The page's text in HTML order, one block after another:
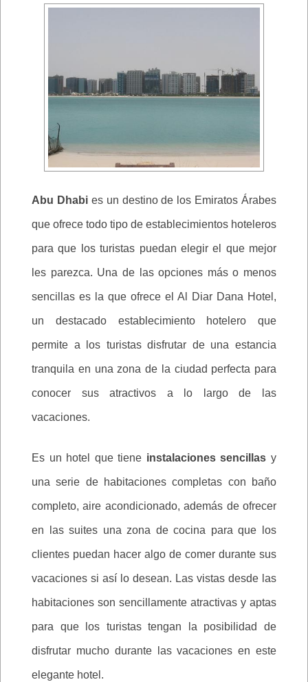
Abu Dhabi es un destino de los Emiratos Árabes
que ofrece todo tipo de establecimientos hoteleros
para que los turistas puedan elegir el que mejor
les parezca. Una de las opciones más o menos
sencillas es la que ofrece el Al Diar Dana Hotel,
un destacado establecimiento hotelero que
permite a los turistas disfrutar de una estancia
tranquila en una zona de la ciudad perfecta para
conocer sus atractivos a lo largo de las
vacaciones.
Es un hotel que tiene instalaciones sencillasy
una serie de habitaciones completas con baño
completo, aire acondicionado, además de ofrecer
en las suites una zona de cocina para que los
clientes puedan hacer algo de comer durante sus
vacaciones si así lo desean. Las vistas desde las
habitaciones son sencillamente atractivas y aptas
para que los turistas tengan la posibilidad de
disfrutar mucho durante las vacaciones en este
elegante hotel.